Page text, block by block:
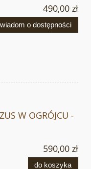
490,00 zł
o dostępności
W OGRÓJCU -
590,00 zł
do koszyka